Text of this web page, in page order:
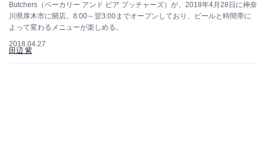
Butchers（ベーカリー アンド ビア ブッチャーズ）が、2018年4月28日に神奈
川県厚木市に開店。8:00～翌3:00までオープンしており、ビールと時間帯に
よって変わるメニューが楽しめる。
2018.04.27
田辺 紫